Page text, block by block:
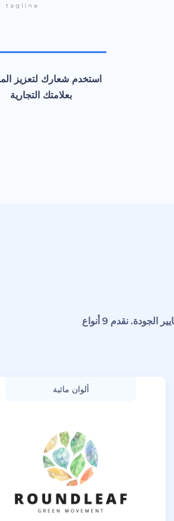
استخدم شعارك لتعزيز
بعلامتك التجارية
جميع أجزاء الشعار مصممة يدويًا بواسطة فريق التصميم المتميز الخاص بنا وفقًا لأعلى معايير الجودة. نقدم 9 أنواع
ألوان مائية